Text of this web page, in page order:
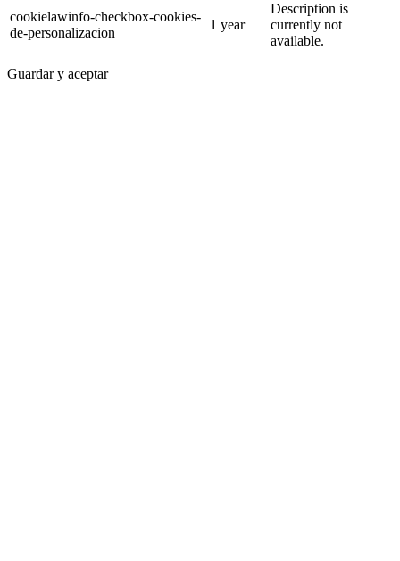
cookielawinfo-checkbox-cookies-
de-personalizacion
1 year
Description is
currently not
available.
Guardar y aceptar